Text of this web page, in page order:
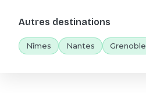
Autres destinations
Nîmes Nantes Grenoble